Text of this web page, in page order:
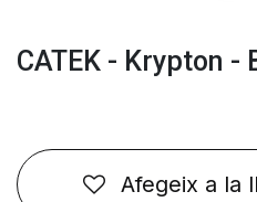
CATEK - Krypton -
Afegeix a la